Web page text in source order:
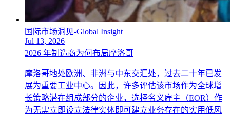
国际市场洞见-Global Insight
Jul 13, 2026
2026 年制造商为何布局摩洛哥
摩洛哥地处欧洲、非洲与中东交汇处，过去二十年已发
展为重要工业中心。因此，许多评估该市场作为全球增
长策略潜在组成部分的企业，选择名义雇主（EOR）作
为无需立即设立法律实体即可建立业务存在的实用低风